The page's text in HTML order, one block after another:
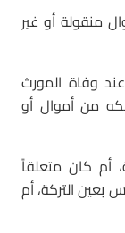
منقولة أو غير
وفاة المورث
من أموال أو
أم كان متعلقاً
بعين التركة، أم